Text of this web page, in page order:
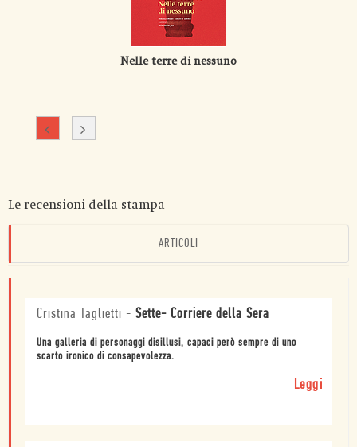
Nelle terre di nessuno
Le recensioni della stampa
ARTICOLI
Cristina Taglietti - Sette- Corriere della Sera
Una galleria di personaggi disillusi, capaci però sempre di uno
scarto ironico di consapevolezza.
Leggi